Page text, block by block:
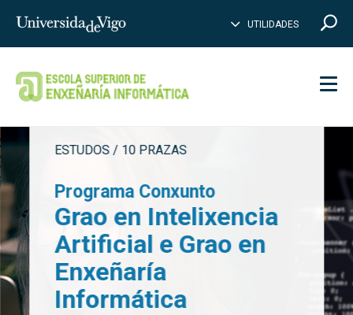
Introduce
buscar
UTILIDADES
Páxina principal
ESTUDOS / 10 PRAZAS
Programa Conxunto
Grao en Intelixencia
Artificial e Grao en
Enxeñaría
Informática